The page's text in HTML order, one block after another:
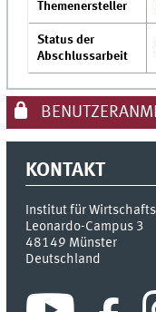
Themenersteller
Status der
Abschlussarbeit
KONTAKT
Institut für
Leonardo-Campus 3
48149 Münster
Deutschland